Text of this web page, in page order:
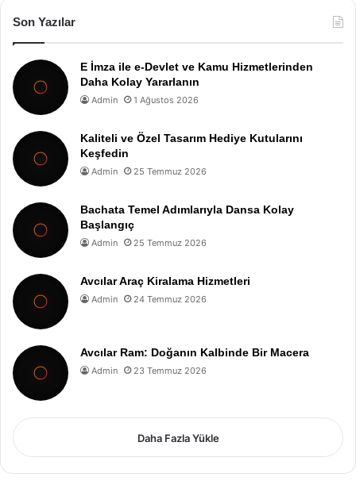
Son Yazılar
E İmza ile e-Devlet ve Kamu Hizmetlerinden
Daha Kolay Yararlanın
Admin 1 Ağustos 2026
Kaliteli ve Özel Tasarım Hediye Kutularını
Keşfedin
Admin 25 Temmuz 2026
Bachata Temel Adımlarıyla Dansa Kolay
Başlangıç
Admin 25 Temmuz 2026
Avcılar Araç Kiralama Hizmetleri
Admin 24 Temmuz 2026
Avcılar Ram: Doğanın Kalbinde Bir Macera
Admin 23 Temmuz 2026
Daha Fazla Yükle